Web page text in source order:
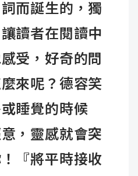
而誕生的，獨
讀者在閱讀中
受，好奇的問
來呢？德容笑
睡覺的時候
，靈感就會突
『將平時接收